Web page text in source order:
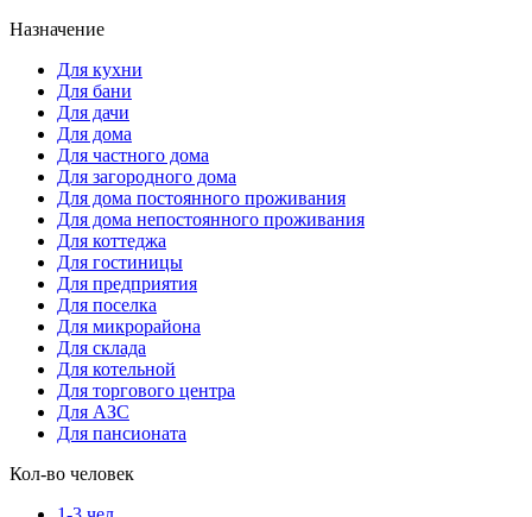
Назначение
Для кухни
Для бани
Для дачи
Для дома
Для частного дома
Для загородного дома
Для дома постоянного проживания
Для дома непостоянного проживания
Для коттеджа
Для гостиницы
Для предприятия
Для поселка
Для микрорайона
Для склада
Для котельной
Для торгового центра
Для АЗС
Для пансионата
Кол-во человек